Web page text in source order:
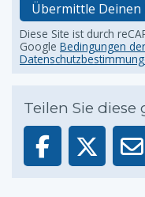
Übermittle
Diese Site ist durch
Google Bedingungen
Teilen Sie